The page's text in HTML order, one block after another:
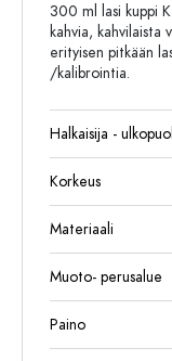
300 ml lasi kuppi
kahvia, kahvilaista
erityisen pitkään
/kalibrointia.
Halkaisija -
Korkeus
Materiaali
Muoto- perusalue
Paino